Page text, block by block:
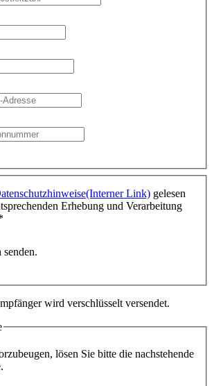
(Interner Link) gelesen
Erhebung und Verarbeitung
wird verschlüsselt versendet.
lösen Sie bitte die nachstehende